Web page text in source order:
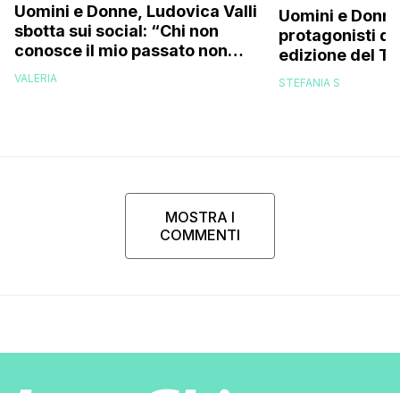
Uomini e Donne, Ludovica Valli
sbotta sui social: “Chi non
conosce il mio passato non
deve permettersi di parlare”
VALERIA
Uomini e
protagonisti
edizione del
stanno
STEFANIA S
MOSTRA I
COMMENTI